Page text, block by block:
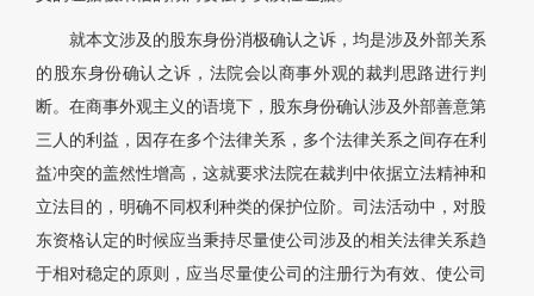
就本文涉及的股东身份消极确认之诉，均是涉及外部关系
的股东身份确认之诉，法院会以商事外观的裁判思路进行判
断。在商事外观主义的语境下，股东身份确认涉及外部善意第
三人的利益，因存在多个法律关系，多个法律关系之间存在利
益冲突的盖然性增高，这就要求法院在裁判中依据立法精神和
立法目的，明确不同权利种类的保护位阶。司法活动中，对股
东资格认定的时候应当秉持尽量使公司涉及的相关法律关系趋
于相对稳定的原则，应当尽量使公司的注册行为有效、使公司